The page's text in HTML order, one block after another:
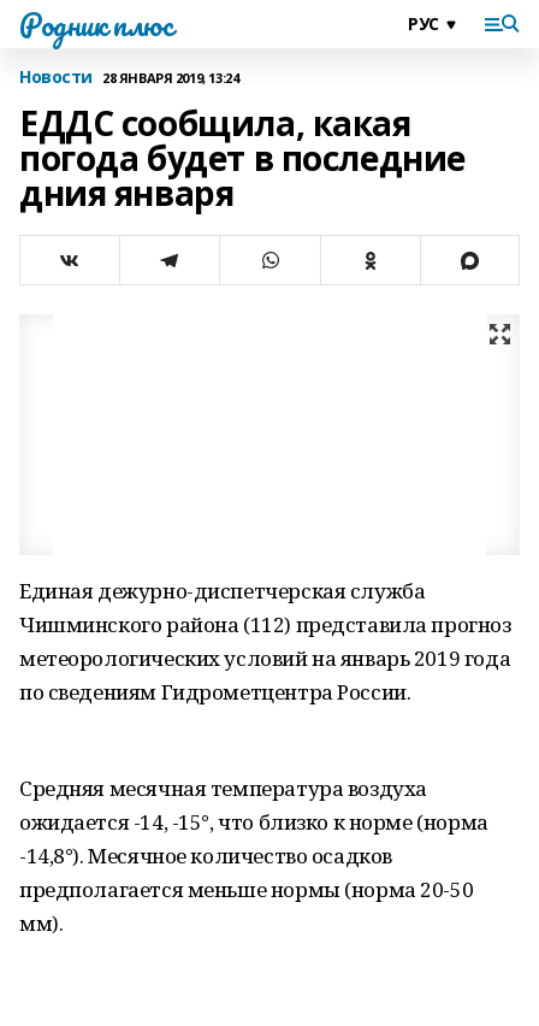
Родник плюс
Новости 28 ЯНВАРЯ 2019, 13:24
ЕДДС сообщила, какая
погода будет в последние
дния января
Единая дежурно-диспетчерская служба
Чишминского района (112) представила прогноз
метеорологических условий на январь 2019 года
по сведениям Гидрометцентра России.
Средняя месячная температура воздуха
ожидается -14, -15°, что близко к норме (норма
-14,8°). Месячное количество осадков
предполагается меньше нормы (норма 20-50
мм).